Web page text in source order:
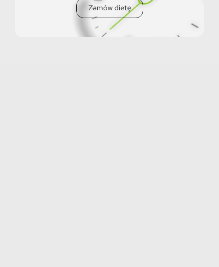
Zamów dietę